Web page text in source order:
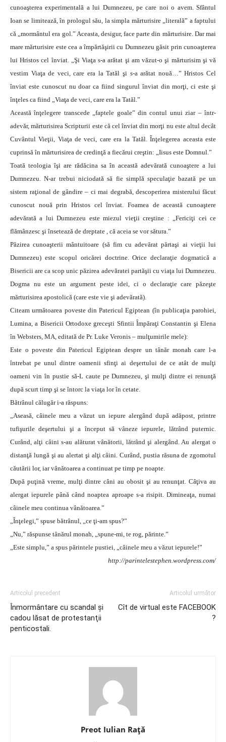
cunoaşterea experimentală a lui Dumnezeu, pe care noi o avem. Sfântul
Ioan se limitează, în prologul său, la simpla mărturisire „literală” a faptului
că „mormântul era gol.” Aceasta, desigur, face parte din mărturisire. Dar mai
mare mărturisire este cea a împărtăşirii cu Dumnezeu găsit prin cunoaşterea
lui Hristos cel înviat. „Şi Viaţa s-a arătat şi am văzut-o şi mărturisim şi vă
vestim Viaţa de veci, care era la Tatăl şi s-a arătat nouă…” Hristos Cel
înviat este cunoscut nu doar ca fiind singurul înviat din morţi, ci este şi
înţeles ca fiind „Viaţa de veci, care era la Tatăl.”
Această înţelegere transcede „faptele goale” din contul unui ziar – într-
adevăr, mărturisirea Scripturii este că cel înviat din morţi nu este altul decât
Cuvântul Vieţii, Viaţa de veci, care era la Tatăl. Înţelegerea aceasta este
cuprinsă în mărturisirea de credinţă a fiecărui creştin: „Iisus este Domnul.”
Toată teologia îşi are rădăcina sa în această adevărată cunoaştere a lui
Dumnezeu. N-ar trebui niciodată să fie simplă speculaţie bazată pe un
sistem raţional de gândire – ci mai degrabă, descoperirea misterului făcut
cunoscut nouă prin Hristos cel înviat. Foamea de această cunoaştere
adevărată a lui Dumnezeu este miezul vieţii creştine : „Fericiţi cei ce
flămânzesc şi însetează de dreptate , că aceia se vor sătura.”
Păzirea cunoaşterii mântuitoare (să fim cu adevărat părtaşi ai vieţii lui
Dumnezeu) este scopul oricărei doctrine. Orice declaraţie dogmatică a
Bisericii are ca scop unic păzirea adevăratei partăşii cu viaţa lui Dumnezeu.
Dogma nu este un argument peste idei, ci o declaraţie care păzeşte
mărturisirea apostolică (care este vie şi adevărată).
Citeam următoarea poveste din Patericul Egiptean (în publicaţia parohiei,
Lumina, a Bisericii Ortodoxe greceşti Sfintii Împăraţi Constantin şi Elena
în Websters, MA, editată de Pr. Luke Veronis – mulţumirile mele):
Este o poveste din Patericul Egiptean despre un tânăr monah care l-a
întrebat pe unul dintre oamenii sfinţi ai deşertului de ce atât de mulţi
oameni vin în pustie să-L caute pe Dumnezeu, şi mulţi dintre ei renunţă
după scurt timp şi se întorc la viaţa lor în cetate.
Bătrânul călugăr i-a răspuns:
„Aseasă, câinele meu a văzut un iepure alergând după adăpost, printre
tufişurile deşertului şi a început să vâneze iepurele, lătrând puternic.
Curând, alţi câini s-au alăturat vânătorii, lătrând şi alergând. Au alergat o
distanţă lungă şi au alertat şi alţi câini. Curând, pustia răsuna de zgomotul
căutării lor, iar vânătoarea a continuat pe timp pe noapte.
După puţină vreme, mulţi dintre câni au obosit şi au renunţat. Câţiva au
alergat iepurele până când noaptea aproape s-a risipit. Dimineaţa, numai
câinele meu continua vânătoarea.”
„Înţelegi,” spuse bătrânul, „ce ţi-am spus?”
„Nu,” răspunse tânărul monah, „spune-mi, te rog, părinte.”
„Este simplu,” a spus părintele pustiei, „câinele meu a văzut iepurele!”
http://parintelestephen.wordpress.com/
Articolul precedent
Înmormântare cu scandal şi
cadou lăsat de protestanţii
penticostali.
Articolul următor
Cît de virtual este FACEBOOK
?
Preot Iulian Raţă